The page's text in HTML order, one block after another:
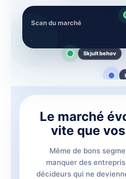
Scan du marché
Le marché
vite que
Même de bons
manquer des
décideurs qui ne